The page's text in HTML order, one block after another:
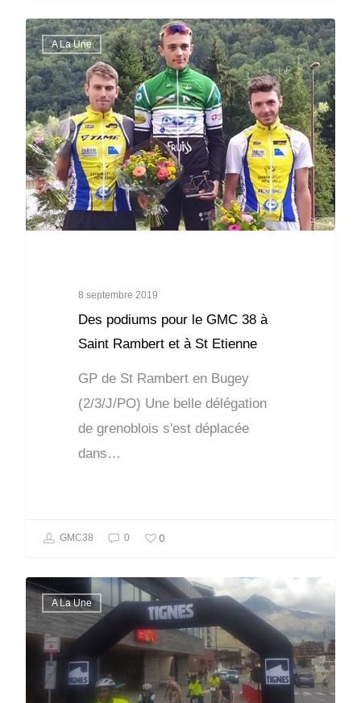
A La Une
8 septembre 2019
Des podiums pour le GMC 38 à
Saint Rambert et à St Etienne
GP de St Rambert en Bugey
(2/3/J/PO) Une belle délégation
de grenoblois s'est déplacée
dans…
GMC38 0 0
A La Une